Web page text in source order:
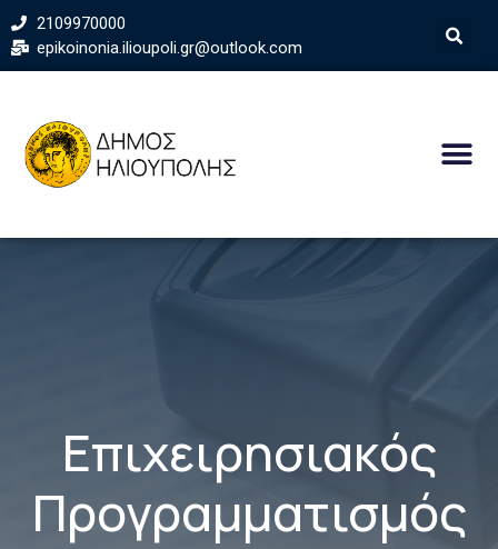
2109970000
epikoinonia.ilioupoli.gr@outlook.com
Επιχειρησιακός
Προγραμματισμός